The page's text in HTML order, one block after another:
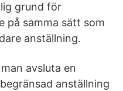
grund för
på samma sätt som
anställning.
avsluta en
anställning